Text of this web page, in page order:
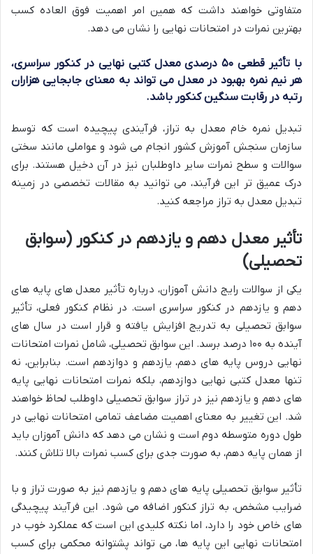
متفاوتی خواهند داشت که همین امر اهمیت فوق العاده کسب
بهترین نمرات در امتحانات نهایی را نشان می دهد.
با تأثیر قطعی ۵۰ درصدی معدل کتبی نهایی در کنکور سراسری،
هر نیم نمره بهبود در معدل می تواند به معنای جابجایی هزاران
رتبه در رقابت سنگین کنکور باشد.
تبدیل نمره خام معدل به تراز، فرآیندی پیچیده است که توسط
سازمان سنجش آموزش کشور انجام می شود و عواملی مانند سختی
سوالات و سطح نمرات سایر داوطلبان نیز در آن دخیل هستند. برای
درک عمیق تر این فرآیند، می توانید به مقالات تخصصی در زمینه
تبدیل معدل به تراز مراجعه کنید.
تأثیر معدل دهم و یازدهم در کنکور (سوابق
تحصیلی)
یکی از سوالات رایج دانش آموزان، درباره تأثیر معدل های پایه های
دهم و یازدهم در کنکور سراسری است. در نظام کنکور فعلی، تأثیر
سوابق تحصیلی به تدریج افزایش یافته و قرار است در سال های
آینده به ۱۰۰ درصد برسد. این سوابق تحصیلی، شامل نمرات امتحانات
نهایی دروس پایه های دهم، یازدهم و دوازدهم است. بنابراین، نه
تنها معدل کتبی نهایی دوازدهم، بلکه نمرات امتحانات نهایی پایه
های دهم و یازدهم نیز در تراز سوابق تحصیلی داوطلب لحاظ خواهند
شد. این تغییر به معنای اهمیت مضاعف تمامی امتحانات نهایی در
طول دوره متوسطه دوم است و نشان می دهد که دانش آموزان باید
از همان پایه دهم، به صورت جدی برای کسب نمرات بالا تلاش کنند.
تأثیر سوابق تحصیلی پایه های دهم و یازدهم نیز به صورت تراز و با
ضرایب مشخص، به تراز کنکور اضافه می شود. این فرآیند پیچیدگی
های خاص خود را دارد، اما نکته کلیدی این است که عملکرد خوب در
امتحانات نهایی این پایه ها، می تواند پشتوانه محکمی برای کسب